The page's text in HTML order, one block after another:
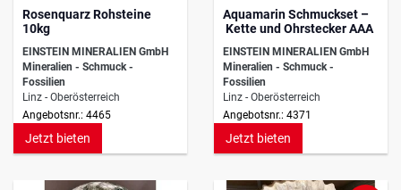
Rosenquarz Rohsteine
10kg
EINSTEIN MINERALIEN GmbH
Mineralien - Schmuck -
Fossilien
Linz - Oberösterreich
Angebotsnr.: 4465
Jetzt bieten
Aquamarin Schmuckset –
Kette und Ohrstecker AAA
EINSTEIN MINERALIEN GmbH
Mineralien - Schmuck -
Fossilien
Linz - Oberösterreich
Angebotsnr.: 4371
Jetzt bieten